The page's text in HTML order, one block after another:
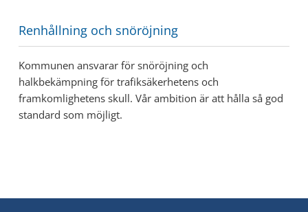
Renhållning och snöröjning
Kommunen ansvarar för snöröjning och
halkbekämpning för trafiksäkerhetens och
framkomlighetens skull. Vår ambition är att hålla så god
standard som möjligt.